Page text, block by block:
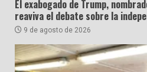
El exabogado de Trump,
reaviva el debate sobre la
9 de agosto de 2026